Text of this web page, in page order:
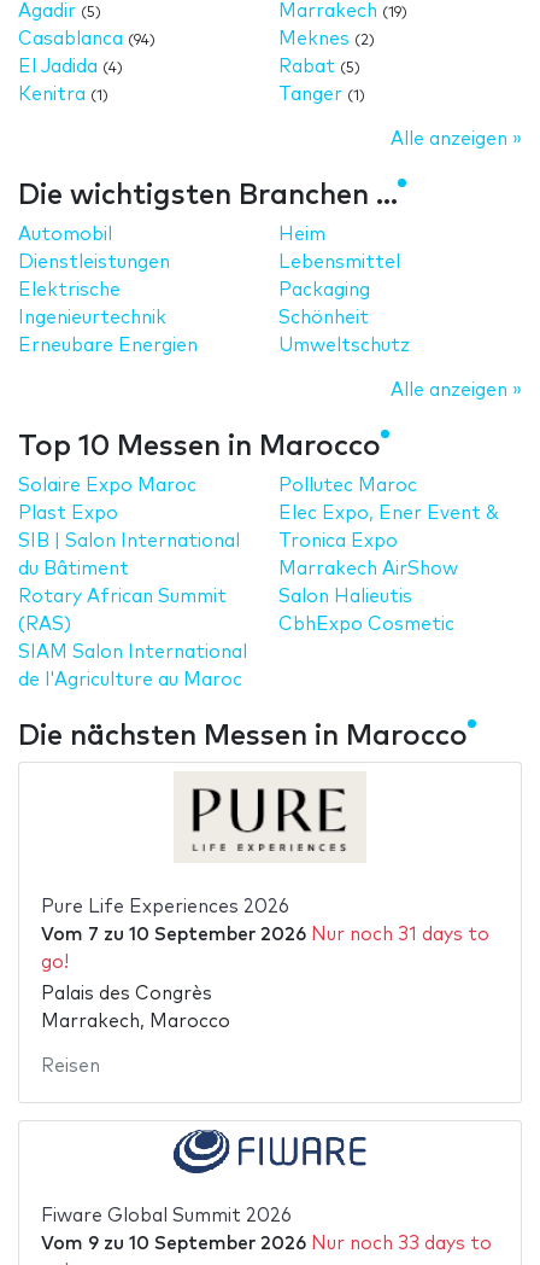
Agadir (5)
Casablanca (94)
El Jadida (4)
Kenitra (1)
Marrakech (19)
Meknes (2)
Rabat (5)
Tanger (1)
Alle anzeigen »
Die wichtigsten Branchen ...
Automobil
Dienstleistungen
Elektrische
Ingenieurtechnik
Erneubare Energien
Heim
Lebensmittel
Packaging
Schönheit
Umweltschutz
Alle anzeigen »
Top 10 Messen in Marocco
Solaire Expo Maroc
Plast Expo
SIB | Salon International
du Bâtiment
Rotary African Summit
(RAS)
SIAM Salon International
de l'Agriculture au Maroc
Pollutec Maroc
Elec Expo, Ener Event &
Tronica Expo
Marrakech AirShow
Salon Halieutis
CbhExpo Cosmetic
Die nächsten Messen in Marocco
Pure Life Experiences 2026
Vom 7 zu 10 September 2026 Nur noch 31 days to
go!
Palais des Congrès
Marrakech, Marocco
Reisen
Fiware Global Summit 2026
Vom 9zu 10 September 2026 Nur noch 33 days to